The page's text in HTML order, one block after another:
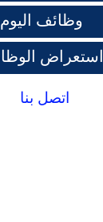
وظائف اليوم
استعراض
اتصل بنا